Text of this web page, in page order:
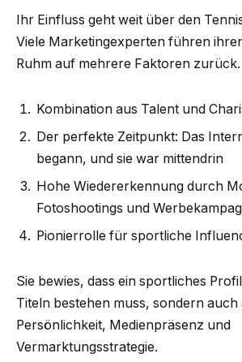
Ihr Einfluss geht weit über den
Viele Marketingexperten führen
Ruhm auf mehrere Faktoren zurück.
Kombination aus Talent und
Der perfekte Zeitpunkt: Das
begann, und sie war mittendrin
Hohe Wiedererkennung durch
Fotoshootings und
Pionierrolle für sportliche
Sie bewies, dass ein sportliches
Titeln bestehen muss, sondern auch
Persönlichkeit, Medienpräsenz und
Vermarktungsstrategie.